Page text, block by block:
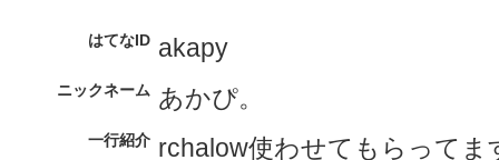
はてなID akapy
ニックネーム あかぴ。
一行紹介 rchalow使わせてもらってま